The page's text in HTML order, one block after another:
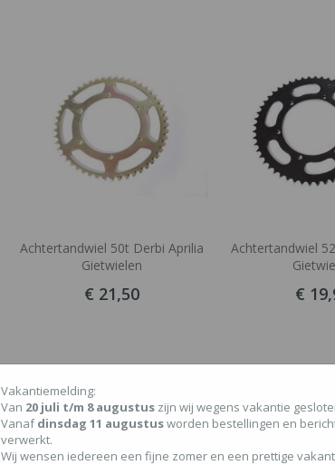
Achtertandwiel 50t Derbi Aprilia
Gietwielen
€ 21,50
Achtertandwiel
€
Vakantiemelding:
Van 20 juli t/m 8 augustus zijn wij wegens vakantie
Vanafdinsdag 11 augustusworden bestellingen en
verwerkt.
Wij wensen iedereen een fijne zomer en een prettige